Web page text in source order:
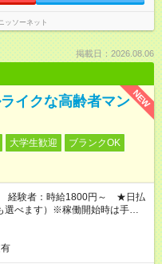
ッソーネット
掲載日：2026.08.06
NEW
イクな高齢者マン
大学生歓迎
ブランクOK
経験者：時給1800円～ ★日払
べます）※稼働開始時は手続き